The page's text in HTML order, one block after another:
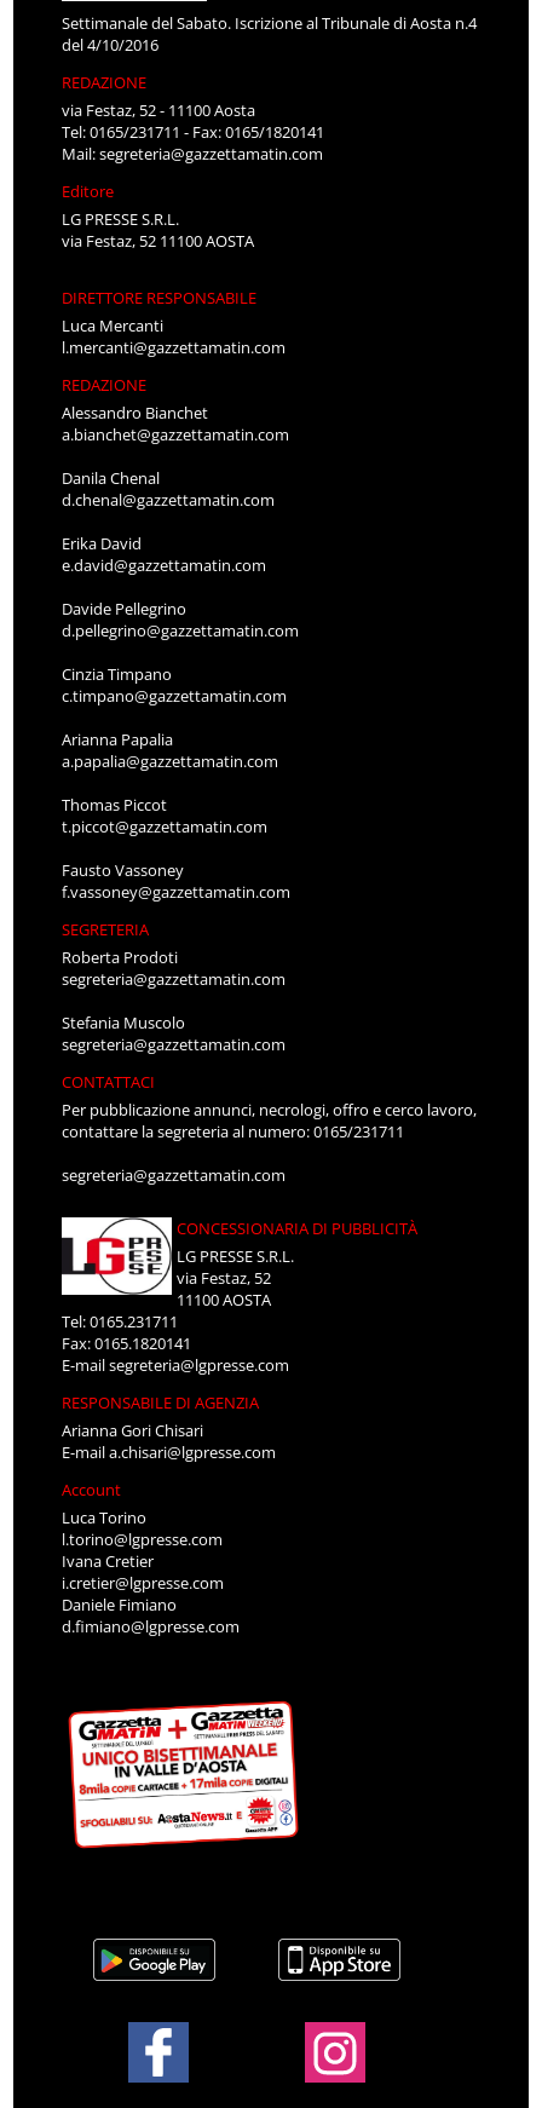
Settimanale del Sabato. Iscrizione al Tribunale di Aosta n.4
del 4/10/2016
REDAZIONE
via Festaz, 52 - 11100 Aosta
Tel: 0165/231711 - Fax: 0165/1820141
Mail:segreteria@gazzettamatin.com
Editore
LG PRESSE S.R.L.
via Festaz, 52 11100 AOSTA
DIRETTORE RESPONSABILE
Luca Mercanti
l.mercanti@gazzettamatin.com
REDAZIONE
Alessandro Bianchet
a.bianchet@gazzettamatin.com
Danila Chenal
d.chenal@gazzettamatin.com
Erika David
e.david@gazzettamatin.com
Davide Pellegrino
d.pellegrino@gazzettamatin.com
Cinzia Timpano
c.timpano@gazzettamatin.com
Arianna Papalia
a.papalia@gazzettamatin.com
Thomas Piccot
t.piccot@gazzettamatin.com
Fausto Vassoney
f.vassoney@gazzettamatin.com
SEGRETERIA
Roberta Prodoti
segreteria@gazzettamatin.com
Stefania Muscolo
segreteria@gazzettamatin.com
CONTATTACI
Per pubblicazione annunci, necrologi, offro e cerco lavoro,
contattare la segreteria al numero: 0165/231711
segreteria@gazzettamatin.com
CONCESSIONARIA DI PUBBLICITÀ
LG PRESSE S.R.L.
via Festaz, 52
11100 AOSTA
Tel: 0165.231711
Fax: 0165.1820141
E-mailsegreteria@lgpresse.com
RESPONSABILE DI AGENZIA
Arianna Gori Chisari
E-maila.chisari@lgpresse.com
Account
Luca Torino
l.torino@lgpresse.com
Ivana Cretier
i.cretier@lgpresse.com
Daniele Fimiano
d.fimiano@lgpresse.com